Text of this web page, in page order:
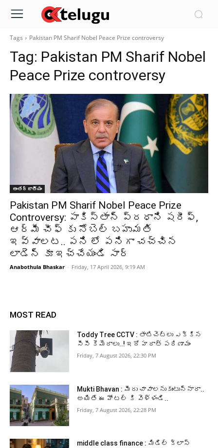
Tags Pakistan PM Sharif Nobel Peace Prize controversy
Tag: Pakistan PM Sharif Nobel
Peace Prize controversy
అంతర్జాతీయం
Pakistan PM Sharif Nobel Peace Prize
Controversy: పాకిస్తాన్ ప్రధాని షరీఫ్,
ఆర్మీ చీఫ్ కు నోబెల్ బహుమతి
ఇవ్వాలట.. పని లో పనిగా చచ్చిన
లాడెన్ కూ ఇచ్చేయండి సార్
Anabothula Bhaskar - Friday, 17 April 2026, 9:19 AM
MOST READ
Toddy Tree CCTV : తాటిచెట్లు ఎక్కిన
సీసీ కెమెరాలు..! ఇదో హఠాత్ పరిణామం
Friday, 7 August 2026, 22:30 PM
Mukti Bhavan : మీరు చావాలనుకుంటున్నారా..
అయితే ఈ హోటల్ కి వెళ్ళండి..
Friday, 7 August 2026, 22:28 PM
middle class finance : మిడిల్ క్లాస్